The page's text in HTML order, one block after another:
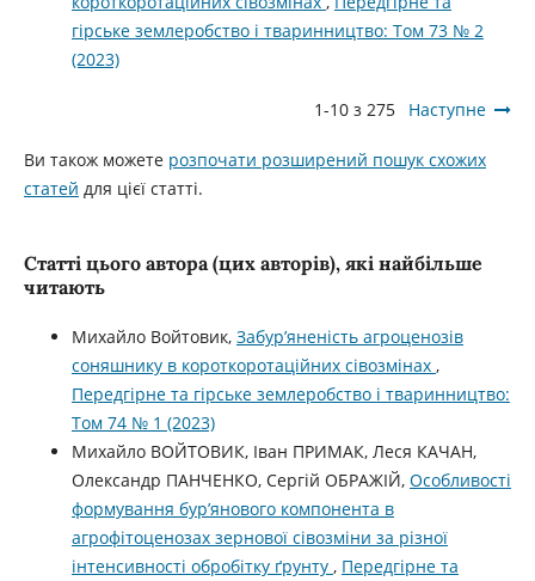
гірське землеробство і тваринництво: Том 73 № 2
(2023)
1-10 з 275 Наступне
Ви також можете розпочати розширений пошук схожих
статей для цієї статті.
Статті цього автора (цих авторів), які найбільше
читають
Михайло Войтовик, Забур’яненість агроценозів
соняшнику в короткоротаційних сівозмінах ,
Передгірне та гірське землеробство і тваринництво:
Том 74 № 1 (2023)
Михайло ВОЙТОВИК, Іван ПРИМАК, Леся КАЧАН,
Олександр ПАНЧЕНКО, Сергій ОБРАЖІЙ, Особливості
формування бур’янового компонента в
агрофітоценозах зернової сівозміни за різної
інтенсивності обробітку ґрунту , Передгірне та